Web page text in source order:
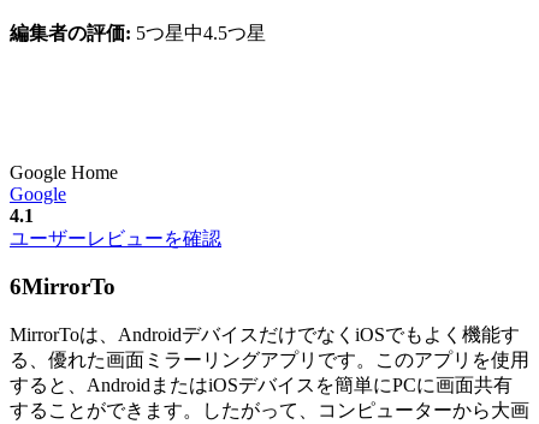
編集者の評価: 5つ星中4.5つ星
Google Home
Google
4.1
ユーザーレビューを確認
6MirrorTo
MirrorToは、AndroidデバイスだけでなくiOSでもよく機能す
る、優れた画面ミラーリングアプリです。このアプリを使用
すると、AndroidまたはiOSデバイスを簡単にPCに画面共有
することができます。したがって、コンピューターから大画